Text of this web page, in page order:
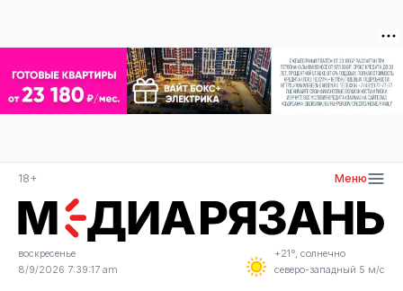
18+ Меню
воскресенье
8/9/2026 7:39:18 am
+21°, солнечно
северо-западный 5 м/с